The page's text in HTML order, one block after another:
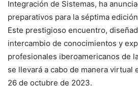
Integración de Sistemas, ha
preparativos para la séptima
Este prestigioso encuentro,
intercambio de conocimientos y
profesionales iberoamericanos de
se llevará a cabo de manera virtual
26 de octubre de 2023.